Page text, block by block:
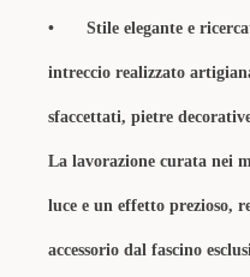
• Stile elegante e
intreccio realizzato
sfaccettati, pietre
La lavorazione curata nei
luce e un effetto prezioso,
accessorio dal fascino